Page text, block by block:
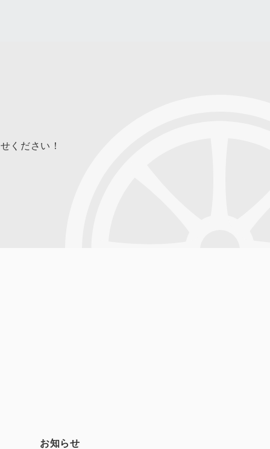
ください！
お知らせ